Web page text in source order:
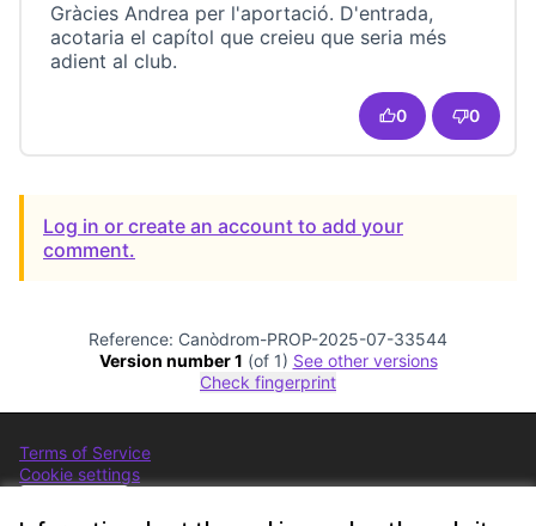
Gràcies Andrea per l'aportació. D'entrada,
acotaria el capítol que creieu que seria més
adient al club.
0 0
Log in or create an account to add your
comment.
Reference: Canòdrom-PROP-2025-07-33544
Version number 1 (of 1)
see other versions
Check fingerprint
Terms of Service
Cookie settings